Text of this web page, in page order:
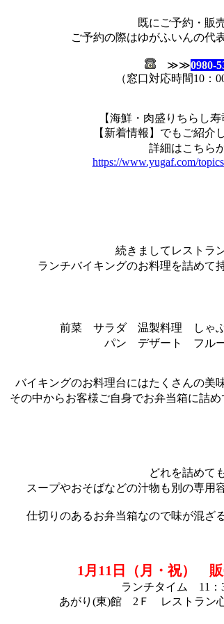
既にご予約・販
ご予約の際はゆがふいんの代
≫≫0980-
（窓口対応時間10：
【海鮮・肉盛りちらし
【新着情報】でもご紹介
詳細はこちら
https://www.yugaf.com/
続きましてレストラ
ランチバイキングのお料理を詰めて
前菜 サラダ 温製料理 しゃ
パン デザート フル
バイキングのお料理台にはたくさんの美
その中からお客様ご自身でお弁当箱に詰
どれを詰めて
スープやおそばなどの汁物も別の専用
仕切りのあるお弁当箱なので味が混ざ
1月11日（月・祝） 販
ランチタイム 11：
あがり(東)館 2Ｆ レストラン